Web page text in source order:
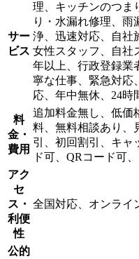
サー
ビス
理、キッチンのつま
り・水漏れ修理、雨
浄、迅速対応、自社
女性スタッフ、自社
年以上、行政登録業
寧な仕事、緊急対応
応、年中無休、24時
料
金・
費用
追加料金無し、低価
料、無料相談あり、
引、初回割引、キャ
ド可、QRコード可
アク
セ
ス・
利便
性
全国対応、オンライ
公的